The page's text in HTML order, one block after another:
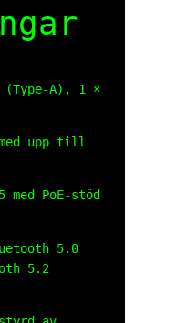
(Type‑A), 1 ×
upp till
med PoE-stöd
5.0
5.2